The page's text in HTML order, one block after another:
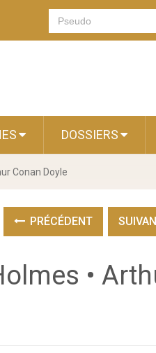
DOSSIERS
Conan Doyle
PRÉCÉDENT
•